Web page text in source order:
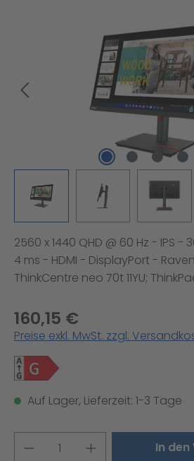
2560 x 1440 QHD @ 60 Hz - IPS -
4 ms - HDMI - DisplayPort -
ThinkCentre neo 70t 11YU;
160,15 €
Preise exkl. MwSt. zzgl.
Auf Lager, Lieferzeit: 1-3 Tage
Produkt Anzahl: Gib
In